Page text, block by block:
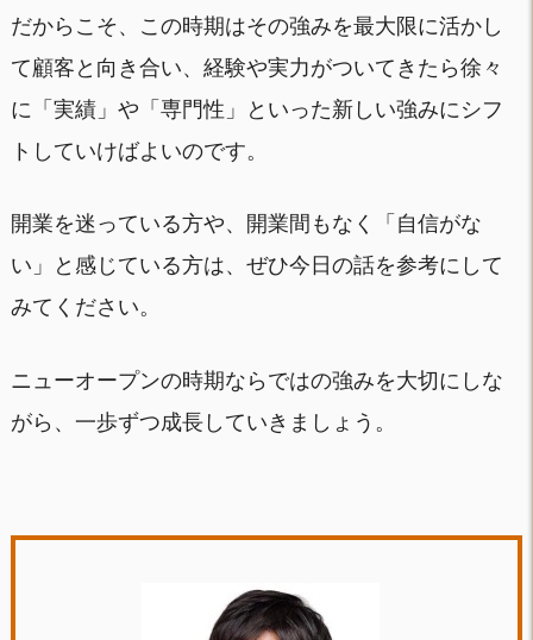
だからこそ、この時期はその強みを最大限に活かし
て顧客と向き合い、経験や実力がついてきたら徐々
に「実績」や「専門性」といった新しい強みにシフ
トしていけばよいのです。
開業を迷っている方や、開業間もなく「自信がな
い」と感じている方は、ぜひ今日の話を参考にして
みてください。
ニューオープンの時期ならではの強みを大切にしな
がら、一歩ずつ成長していきましょう。